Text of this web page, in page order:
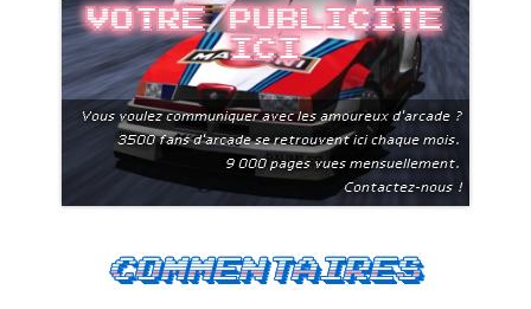
Votre publicite
ici
Vous voulez communiquer avec les amoureux d'arcade ?
3500 fans d'arcade se retrouvent ici chaque mois.
9 000 pages vues mensuellement.
Contactez-nous !
Commentaires